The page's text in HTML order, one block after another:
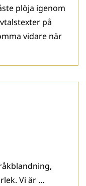
plöja igenom
på
vidare när
Vi är …